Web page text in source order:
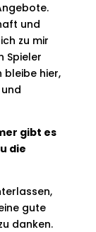
und
zu mir
Spieler
bleibe hier,
gibt es
die
gute
danken.